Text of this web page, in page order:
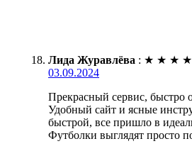
Лида Журавлёва : ★ ★ ★ ★
03.09.2024
Прекрасный сервис, быстро
Удобный сайт и ясные
быстрой, все пришло в
Футболки выглядят просто